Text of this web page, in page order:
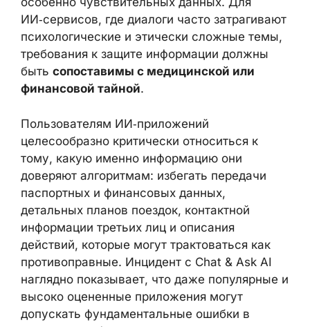
privilege), регулярного автоматического
сканирования конфигураций, независимых
аудитов безопасности и шифрования
особенно чувствительных данных. Для
ИИ‑сервисов, где диалоги часто
затрагивают психологические и этически
информации должны бытьсопоставимы с
медицинской или финансовой тайной .
Пользователям ИИ‑приложений
целесообразно критически относиться к
тому, какую именно информацию они
доверяют алгоритмам: избегать передачи
паспортных и финансовых данных,
детальных планов поездок, контактной
информации третьих лиц и описания
действий, которые могут трактоваться как
противоправные. Инцидент с Chat & Ask AI